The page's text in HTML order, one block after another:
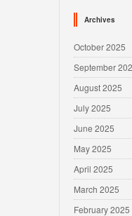
Archives
October 2025
September
August 2025
July 2025
June 2025
May 2025
April 2025
March 2025
February 2025